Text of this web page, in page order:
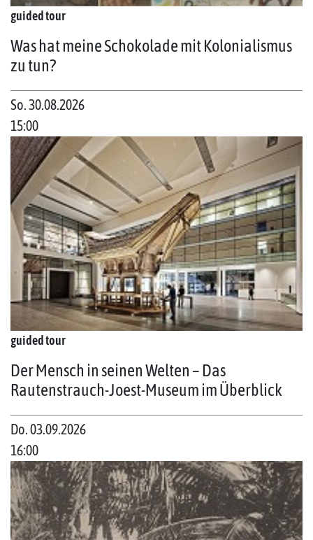
guided tour
Was hat meine Schokolade mit Kolonialismus
zu tun?
So. 30.08.2026
15:00
guided tour
Der Mensch in seinen Welten – Das
Rautenstrauch-Joest-Museum im Überblick
Do. 03.09.2026
16:00